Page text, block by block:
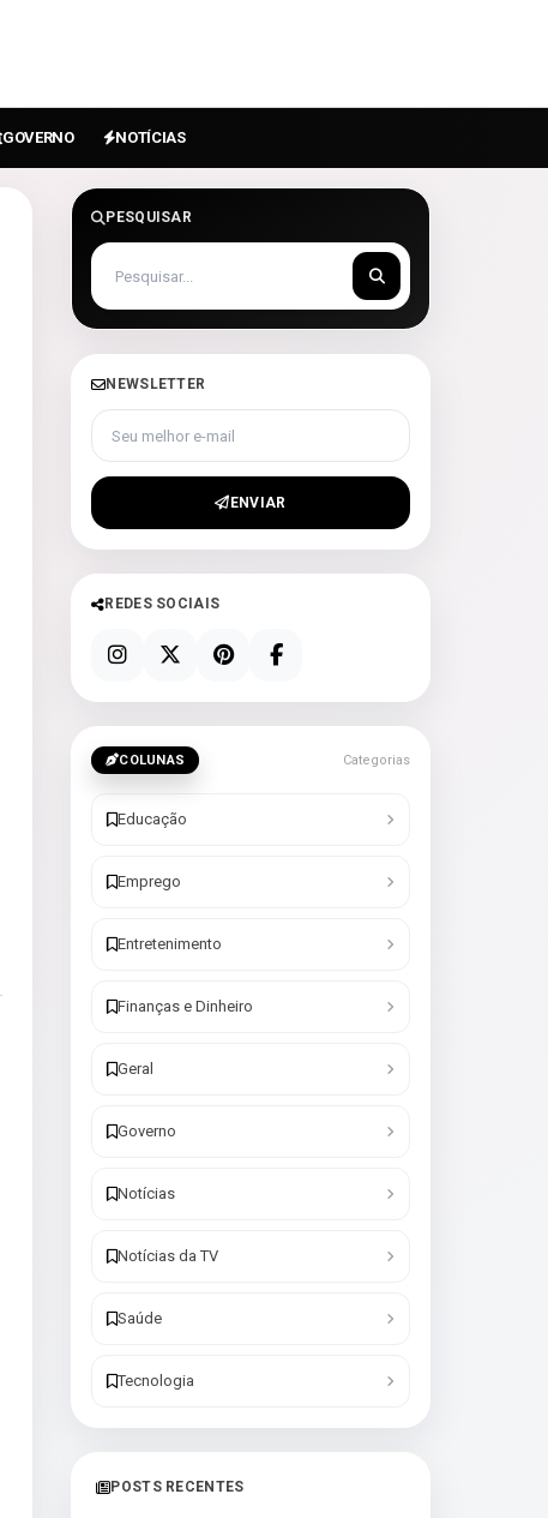
GOVERNO NOTÍCIAS
PESQUISAR
NEWSLETTER
Seu melhor e-mail
ENVIAR
REDES SOCIAIS
COLUNAS Categorias
Educação
Emprego
Entretenimento
Finanças e Dinheiro
Geral
Governo
Notícias
Notícias da TV
Saúde
Tecnologia
POSTS RECENTES